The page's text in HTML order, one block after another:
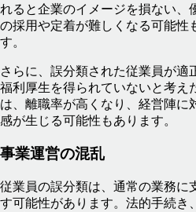
れると企業のイメージを損ない、
の採用や定着が難しくなる可能性
す。
さらに、誤分類された従業員が適
福利厚生を得られていないと考え
は、離職率が高くなり、経営陣に
感が生じる可能性もあります。
事業運営の混乱
従業員の誤分類は、通常の業務に
す可能性があります。法的手続き